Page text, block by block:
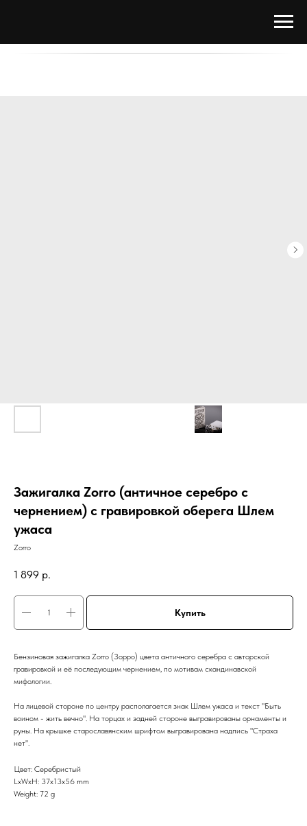
Зажигалка Zorro (античное серебро с
чернением) с гравировкой оберега Шлем
ужаса
Zorro
1 899 р.
Купить
Бензиновая зажигалка Zorro (Зорро) цвета античного серебра с авторской
гравировкой и её последующим чернением, по мотивам скандинавской
мифологии.
На лицевой стороне по центру располагается знак Шлем ужаса и текст "Быть
воином - жить вечно". На торцах и задней стороне выгравированы орнаменты и
руны. На крышке старославянским шрифтом выгравирована надпись "Страха
нет".
Цвет: Серебристый
LxWxH: 37x13x56 mm
Weight: 72 g